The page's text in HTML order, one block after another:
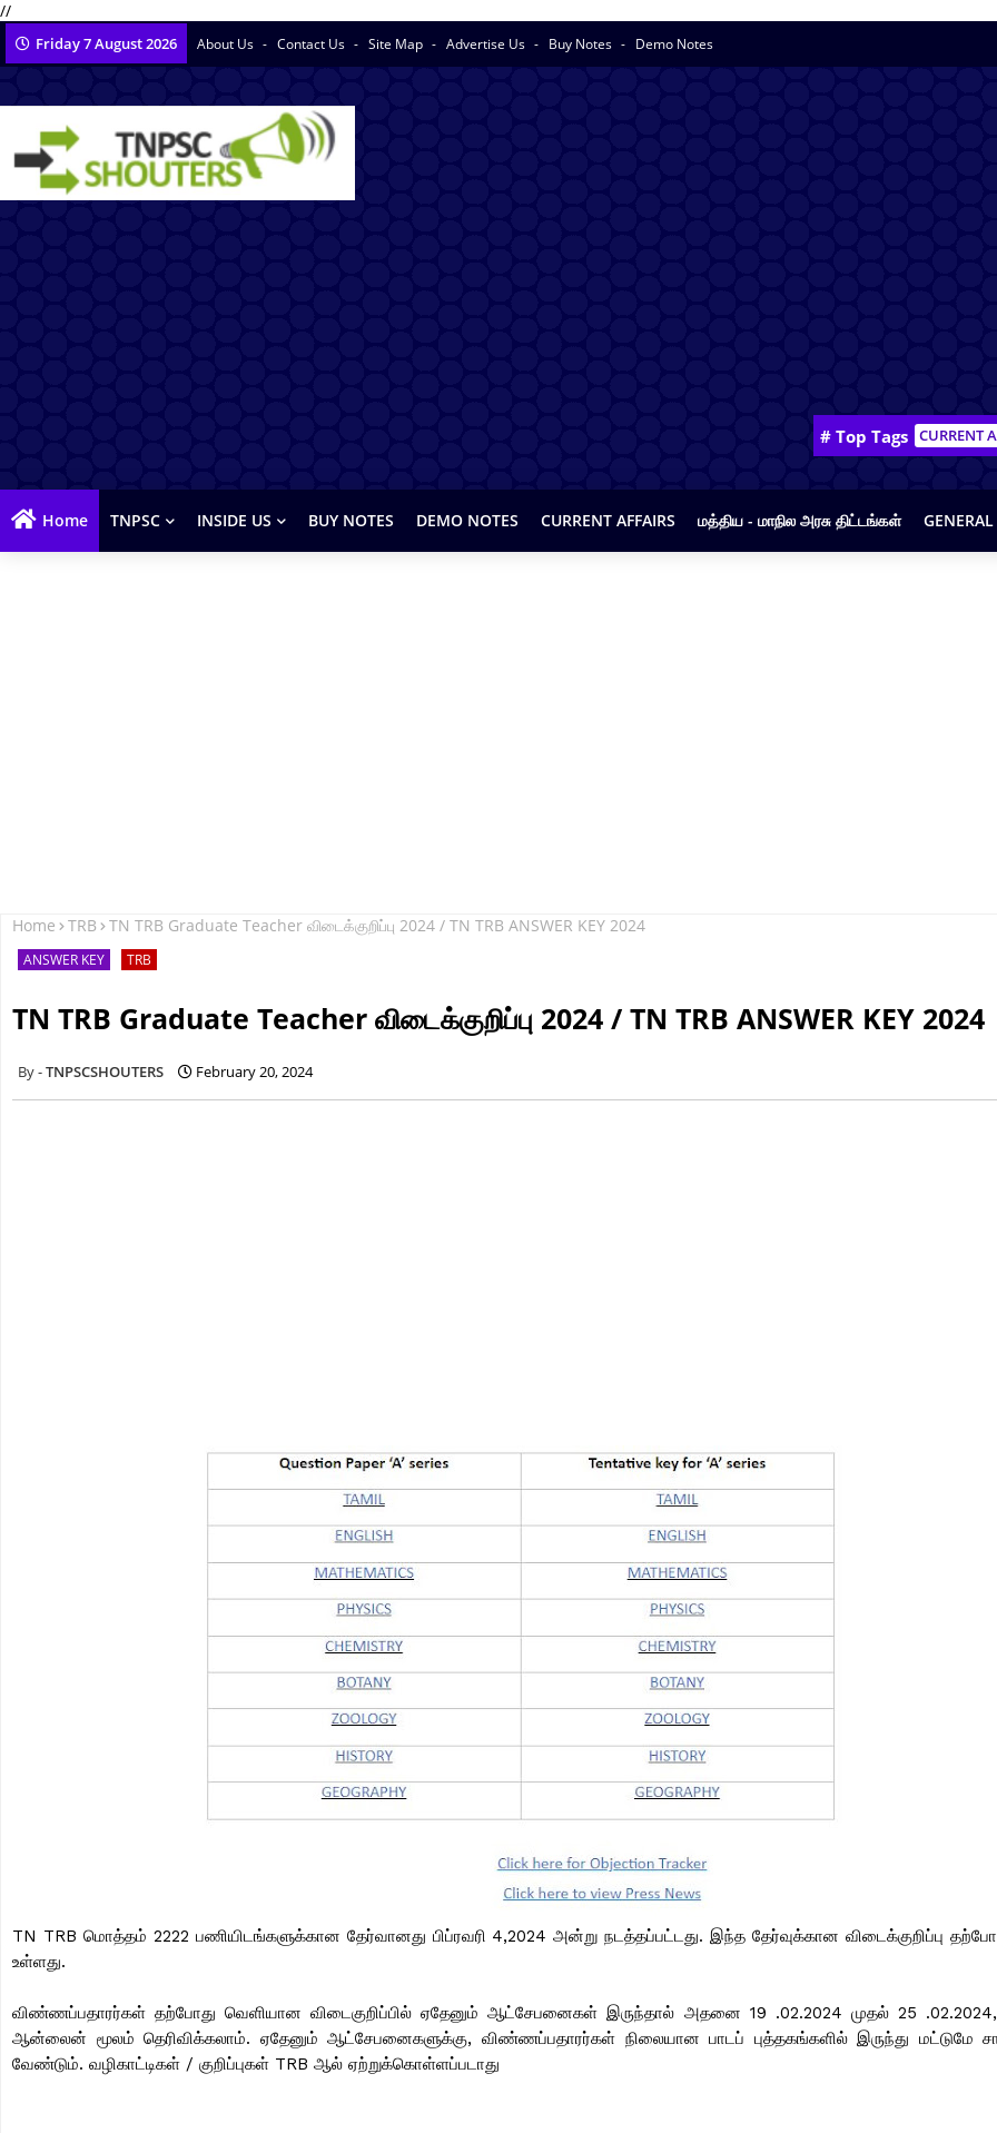
//
Friday 7 August 2026 About Us Contact Us Site Map Advertise Us Buy Notes Demo Notes
# Top Tags CURRENT
Home TNPSC INSIDE US BUY NOTES DEMO NOTES CURRENT AFFAIRS மத்திய - மாநில அரசு திட்டங்கள்
Home TRB TN TRB Graduate Teacher விடைக்குறிப்பு 2024 / TN TRB ANSWER KEY 2024
ANSWER KEY TRB
TN TRB Graduate Teacher விடைக்குறிப்பு 2024 / TN TRB ANSWER KEY 2024
TNPSCSHOUTERS February 20, 2024
TN TRB மொத்தம் 2222 பணியிடங்களுக்கான தேர்வானது பிப்ரவரி 4,2024 அன்று நடத்தப்பட்டது. இந்த தேர்வுக்கான விடைக்குறிப்பு
உள்ளது.
விண்ணப்பதாரர்கள் தற்போது வெளியான விடைகுறிப்பில் ஏதேனும் ஆட்சேபனைகள் இருந்தால் அதனை 19 .02.2024 முதல் 25
ஆன்லைன் மூலம் தெரிவிக்கலாம். ஏதேனும் ஆட்சேபனைகளுக்கு, விண்ணப்பதாரர்கள் நிலையான பாடப் புத்தகங்களில் இருந்து மட்டுமே
வேண்டும். வழிகாட்டிகள் / குறிப்புகள் TRB ஆல் ஏற்றுக்கொள்ளப்படாது